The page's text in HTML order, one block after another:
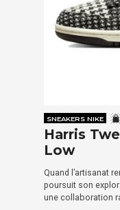
SNEAKERS NIKE
Harris
Low
Quand l’artisanat
poursuit son
une collaboration